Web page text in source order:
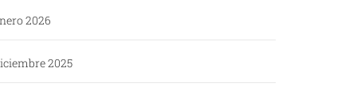
2026
2025